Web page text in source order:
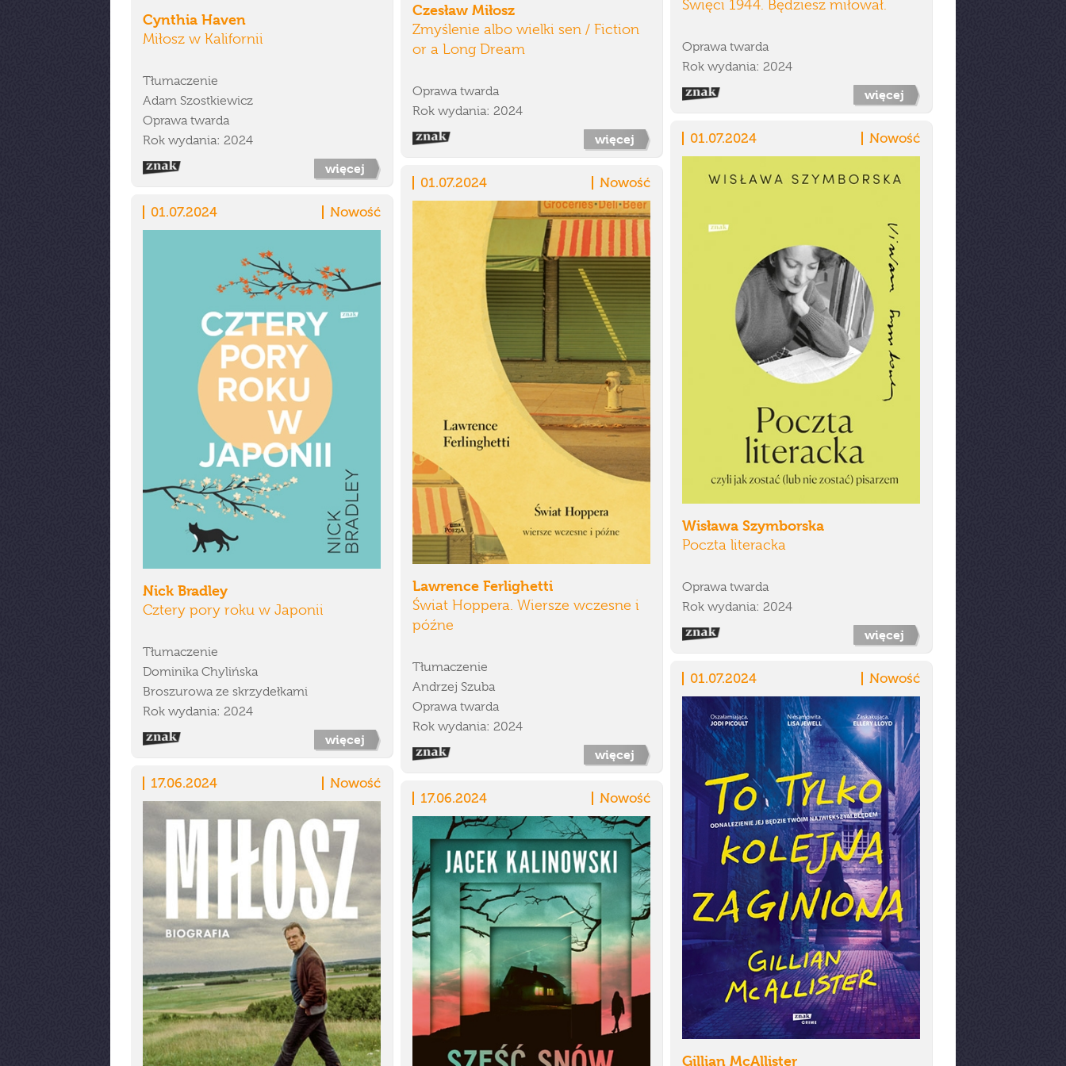
Święci 1944. Będziesz miłował.
Oprawa twarda
Rok wydania: 2024
więcej
Cynthia Haven
Miłosz w Kalifornii
Tłumaczenie
Adam Szostkiewicz
Oprawa twarda
Rok wydania: 2024
więcej
Czesław Miłosz
Zmyślenie albo wielki sen / Fiction
or a Long Dream
Oprawa twarda
Rok wydania: 2024
więcej 01.07.2024 Nowość
Wisława Szymborska
Poczta literacka
Oprawa twarda
Rok wydania: 2024
więcej
01.07.2024 Nowość
Lawrence Ferlighetti
Świat Hoppera. Wiersze wczesne i
późne
Tłumaczenie
Andrzej Szuba
Oprawa twarda
Rok wydania: 2024
więcej
01.07.2024 Nowość
Nick Bradley
Cztery pory roku w Japonii
Tłumaczenie
Dominika Chylińska
Broszurowa ze skrzydełkami
Rok wydania: 2024
więcej
01.07.2024 Nowość
Gillian McAllister
17.06.2024
Nowość
17.06.2024
Nowość